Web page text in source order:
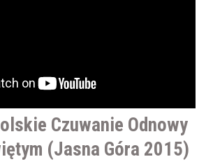
Czuwanie Odnowy
(Jasna Góra 2015)